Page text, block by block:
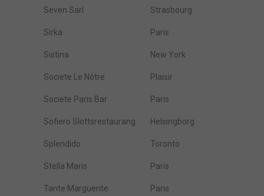
Seven Sarl Strasbourg
Sirka Paris
Sistina New York
Societe Le Nôtre Plaisir
Societe Paris Bar Paris
Sofiero Slottsrestaurang Helsingborg
Splendido Toronto
Stella Maris Paris
Tante Marguerite Paris